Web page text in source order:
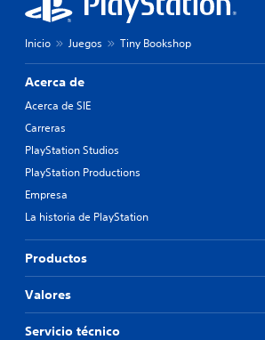
Inicio Juegos Tiny Bookshop
Acerca de
Acerca de SIE
Carreras
PlayStation Studios
PlayStation Productions
Empresa
La historia de PlayStation
Productos
Valores
Servicio técnico